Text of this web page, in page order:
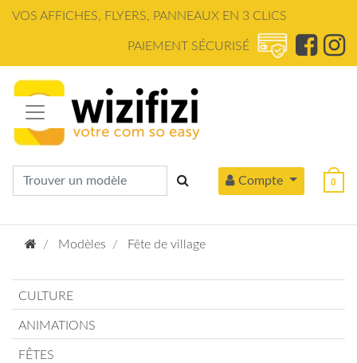
VOS AFFICHES, FLYERS, PANNEAUX EN 3 CLICS
PAIEMENT SÉCURISÉ
Compte 0
Modèles Fête de village
CULTURE
ANIMATIONS
FÊTES
Panneau de gestion des cookies